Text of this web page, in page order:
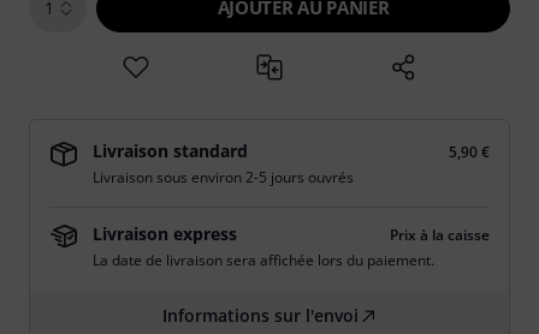
1 AJOUTER AU PANIER
Livraison standard
5,90 €
Livraison sous environ 2-5 jours ouvrés
Livraison express
Prix à la caisse
La date de livraison sera affichée lors du paiement.
Informations sur l'envoi